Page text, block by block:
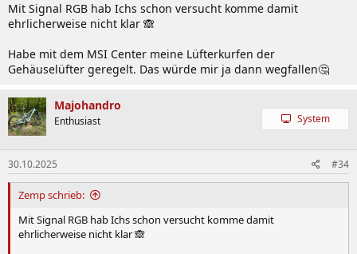
Mit Signal RGB hab Ichs schon versucht komme damit
ehrlicherweise nicht klar 🙈
Habe mit dem MSI Center meine Lüfterkurfen der
Gehäuselüfter geregelt. Das würde mir ja dann wegfallen🤔
Majohandro
Enthusiast System
30.10.2025 #34
Zemp schrieb:
Mit Signal RGB hab Ichs schon versucht komme damit
ehrlicherweise nicht klar 🙈